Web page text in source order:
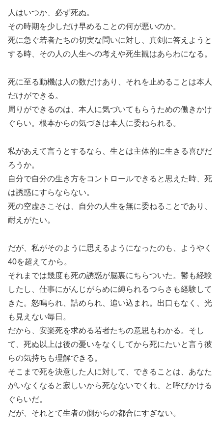
人はいつか、必ず死ぬ。
その時期を少しだけ早めることの何が悪いのか。
死に急ぐ若者たちの切実な問いに対し、真剣に答えようと
する時、その人の人生への考えや死生観はあらわになる。
死に至る動機は人の数だけあり、それを止めることは本人
だけができる。
周りができるのは、本人に気づいてもらうための働きかけ
ぐらい。根本からの気づきは本人に委ねられる。
私があえて言うとするなら、生とは主体的に生きる喜びだ
ろうか。
自分で自分の生き方をコントロールできると思えた時、死
は誘惑にすらならない。
死の空虚さこそは、自分の人生を無に委ねることであり、
耐えがたい。
だが、私がそのように思えるようになったのも、ようやく
40を超えてから。
それまでは幾度も死の誘惑が脳裏にちらついた。鬱も経験
したし、仕事にがんじがらめに縛られるつらさも経験して
きた。怒鳴られ、詰められ、追い込まれ。出口もなく、光
も見えない毎日。
だから、安楽死を求める若者たちの意思もわかる。そし
て、死ぬ以上は後の憂いをなくしてから死にたいと言う彼
らの気持ちも理解できる。
そこまで死を決意した人に対して、できることは、あなた
がいなくなると寂しいから死なないでくれ、と呼びかける
ぐらいだ。
だが、それとて生者の側からの都合にすぎない。